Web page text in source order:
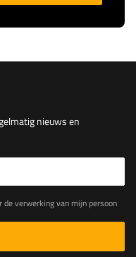
nieuws en
met de Verordening van het Europees Parlement en de Raad (EU)